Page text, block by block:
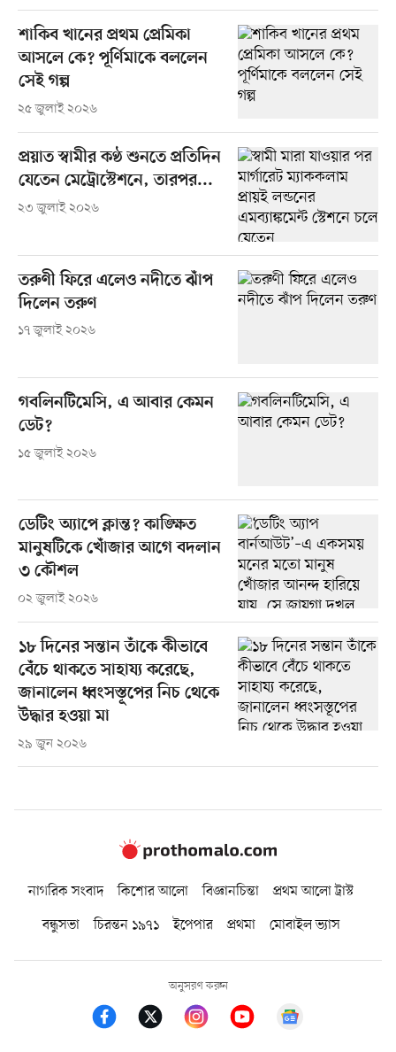
শাকিব খানের প্রথম প্রেমিকা
আসলে কে? পূর্ণিমাকে বললেন
সেই গল্প
২৫ জুলাই ২০২৬
প্রয়াত স্বামীর কণ্ঠ শুনতে প্রতিদিন
যেতেন মেট্রোস্টেশনে, তারপর...
২৩ জুলাই ২০২৬
তরুণী ফিরে এলেও নদীতে ঝাঁপ
দিলেন তরুণ
১৭ জুলাই ২০২৬
গবলিনটিমেসি, এ আবার কেমন
ডেট?
১৫ জুলাই ২০২৬
ডেটিং অ্যাপে ক্লান্ত? কাঙ্ক্ষিত
মানুষটিকে খোঁজার আগে বদলান
৩ কৌশল
০২ জুলাই ২০২৬
১৮ দিনের সন্তান তাঁকে কীভাবে
বেঁচে থাকতে সাহায্য করেছে,
জানালেন ধ্বংসস্তূপের নিচ থেকে
উদ্ধার হওয়া মা
২৯ জুন ২০২৬
নাগরিক সংবাদ কিশোর আলো বিজ্ঞানচিন্তা
প্রথম আলো ট্রাস্ট
বন্ধুসভা
চিরন্তন ১৯৭১ ইপেপার প্রথমা মোবাইল ভ্যাস
অনুসরণ করুন